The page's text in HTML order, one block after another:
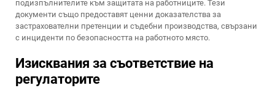
подизпълнителите към защитата на работниците. Тези
документи също предоставят ценни доказателства за
застрахователни претенции и съдебни производства, свързани
с инциденти по безопасността на работното място.
Изисквания за съответствие на
регулаторите